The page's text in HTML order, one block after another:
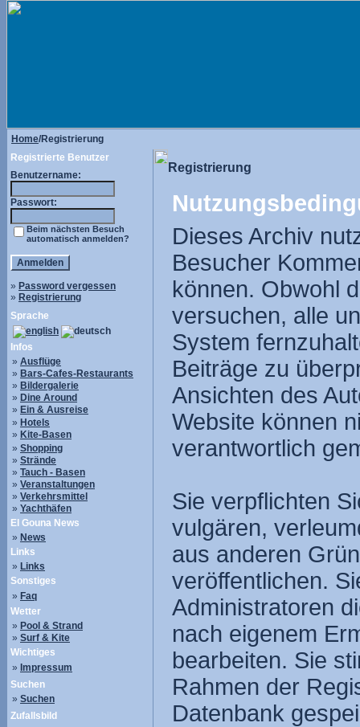
Home/Registrierung
Registrierte Benutzer
Benutzername:
Passwort:
Beim nächsten Besuch
automatisch anmelden?
» Password vergessen
» Registrierung
Sprache
Infos
» Ausflüge
» Bars-Cafes-Restaurants
» Bildergalerie
» Dine Around
» Ein & Ausreise
» Hotels
» Kite-Basen
» Shopping
» Strände
» Tauch - Basen
» Veranstaltungen
» Verkehrsmittel
» Yachthäfen
El Gouna News
» News
Links
» Links
Sonstiges
» Faq
Wetter
» Pool & Strand
» Surf & Kite
Wichtiges
» Impressum
Suchen
» Suchen
Zufallsbild
Registrierung
Dieses Archiv
Besucher
können. Obwohl
versuchen, alle
System
Beiträge zu
Ansichten des
Website können
verantwortlich
Sie verpflichten
vulgären,
aus anderen
veröffentlichen.
Administratoren
nach eigenem
bearbeiten. Sie
Rahmen der
Datenbank